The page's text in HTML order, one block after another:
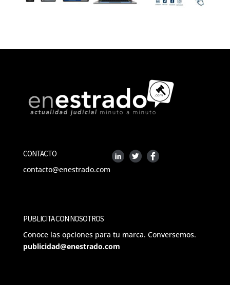
CONTACTO
contacto@enestrado.com
PUBLICITA CON NOSOTROS
Conoce las opciones para tu marca. Conversemos.
publicidad@enestrado.com